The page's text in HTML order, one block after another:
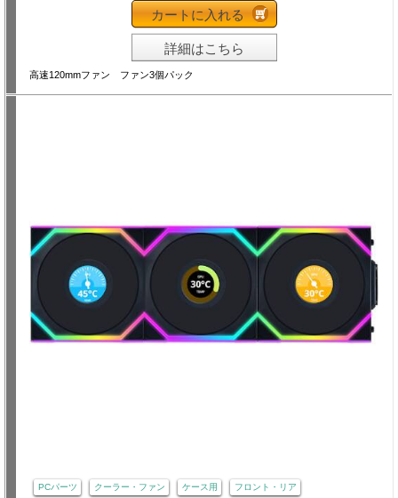
カートに入れる
詳細はこちら
高速120mmファン ファン3個パック
PCパーツ クーラー・ファン ケース用 フロント・リア